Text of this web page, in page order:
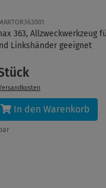
363, Allzweckwerkzeug
Linkshänder geeignet
In den Warenkorb